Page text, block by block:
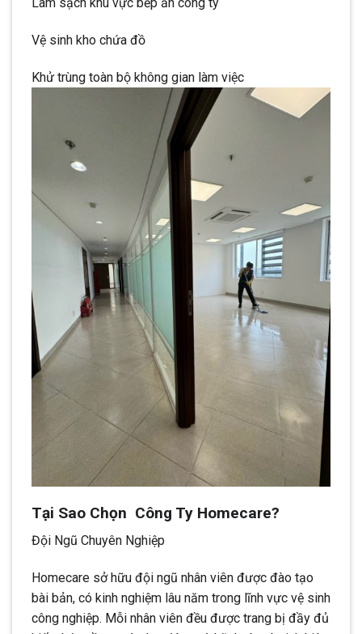
Vệ sinh kho chứa đồ
Khử trùng toàn bộ không gian làm việc
Tại Sao Chọn Công Ty Homecare?
Đội Ngũ Chuyên Nghiệp
Homecare sở hữu đội ngũ nhân viên được đào tạo
bài bản, có kinh nghiệm lâu năm trong lĩnh vực vệ sinh
công nghiệp. Mỗi nhân viên đều được trang bị đầy đủ